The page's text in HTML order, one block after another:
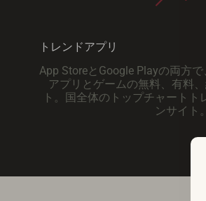
トレンドアプリ
App StoreとGoogle Playの両方
アプリとゲームの無料、有料
ト。国全体のトップチャートト
ンサイト。